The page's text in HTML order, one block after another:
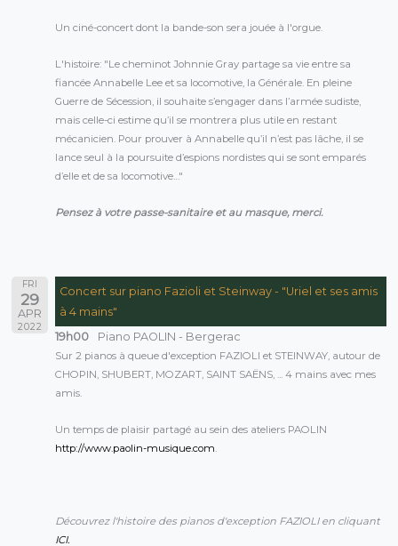
Un ciné-concert dont la bande-son sera jouée à l'orgue.
L'histoire: "Le cheminot Johnnie Gray partage sa vie entre sa
fiancée Annabelle Lee et sa locomotive, la Générale. En pleine
Guerre de Sécession, il souhaite s’engager dans l’armée sudiste,
mais celle-ci estime qu’il se montrera plus utile en restant
mécanicien. Pour prouver à Annabelle qu’il n’est pas lâche, il se
lance seul à la poursuite d’espions nordistes qui se sont emparés
d’elle et de sa locomotive…"
Pensez à votre passe-sanitaire et au masque, merci.
FRI
29
APR
2022
Concert sur piano Fazioli et Steinway - "Uriel et ses amis
à 4 mains"
19h00
Piano PAOLIN - Bergerac
Sur 2 pianos à queue d'exception FAZIOLI et STEINWAY, autour de
CHOPIN, SHUBERT, MOZART, SAINT SAËNS, ... 4 mains avec mes
amis.
Un temps de plaisir partagé au sein des ateliers PAOLIN
http://www.paolin-musique.com.
Découvrez l'histoire des pianos d'exception FAZIOLI en cliquant
ICI.